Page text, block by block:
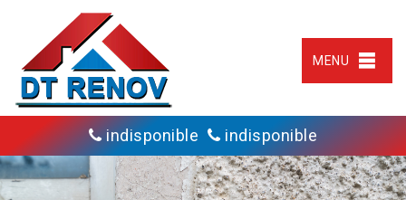
MENU
indisponible indisponible